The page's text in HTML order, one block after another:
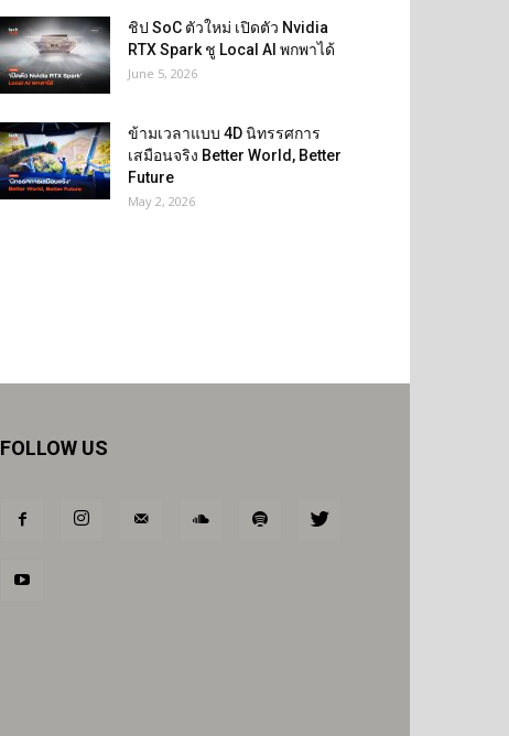
ชิป SoC ตัวใหม่ เปิดตัว Nvidia
RTX Spark ชู Local AI พกพาได้
June 5, 2026
ข้ามเวลาแบบ 4D นิทรรศการ
เสมือนจริง Better World, Better
Future
May 2, 2026
FOLLOW US